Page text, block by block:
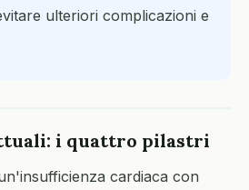
ulteriori complicazioni e
i quattro pilastri
cardiaca con